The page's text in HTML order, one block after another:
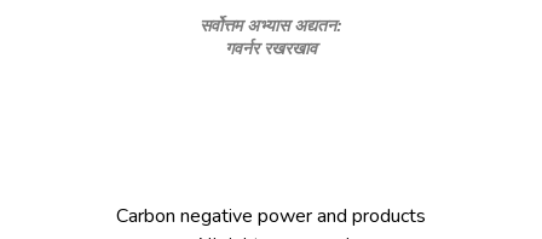
सर्वोत्तम अभ्यास अद्यतन:
गवर्नर रखरखाव
Carbon negative power and products